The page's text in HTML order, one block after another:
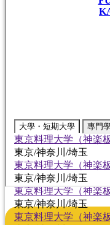
大學・短期大學 專門
東京料理大学（神楽
東京/神奈川/埼玉
東京料理大学（神楽
東京/神奈川/埼玉
東京料理大学（神楽
東京/神奈川/埼玉
東京料理大学（神楽